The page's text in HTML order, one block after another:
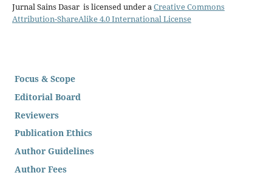
Jurnal Sains Dasar is licensed under a Creative Commons
Attribution-ShareAlike 4.0 International License
Focus & Scope
Editorial Board
Reviewers
Publication Ethics
Author Guidelines
Author Fees